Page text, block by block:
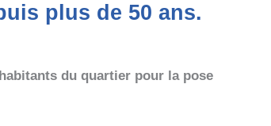
plus de 50 ans.
du quartier pour la pose